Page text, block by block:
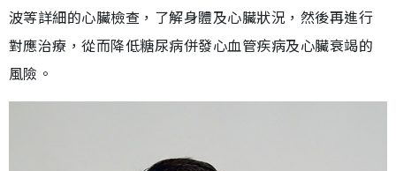
波等詳細的心臟檢查，了解身體及心臟狀況，然後再進行
對應治療，從而降低糖尿病併發心血管疾病及心臟衰竭的
風險。